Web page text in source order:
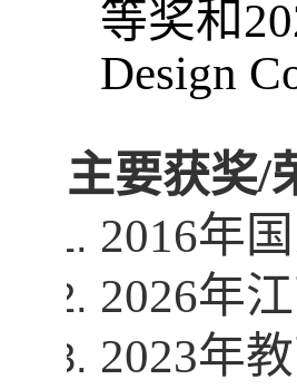
等奖和
Design
主要获奖/
2016年
2026年
2023年